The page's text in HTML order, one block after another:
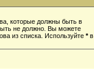
которые должны быть в
не должно. Вы можете
из списка. Используйте *в